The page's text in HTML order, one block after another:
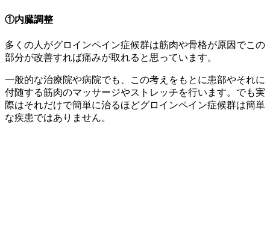
①内臓調整
多くの人がグロインペイン症候群は筋肉や骨格が原因でこの
部分が改善すれば痛みが取れると思っています。
一般的な治療院や病院でも、この考えをもとに患部やそれに
付随する筋肉のマッサージやストレッチを行います。でも実
際はそれだけで簡単に治るほどグロインペイン症候群は簡単
な疾患ではありません。